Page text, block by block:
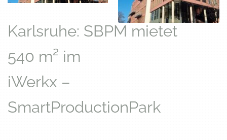
Karlsruhe: SBPM mietet
540 m² im
iWerkx –
SmartProductionPark